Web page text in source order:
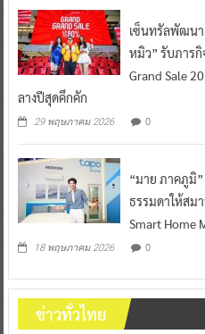
เซ็นทรัลพัฒนา
หมิว” รับภารกิ
Grand Sale
ลางปีสุดคึกคัก
29 พฤษภาคม 2026 0
“มาย ภาคภูมิ
ธรรมดาให้สม
Smart Home
18 พฤษภาคม 2026 0
ข่าวทั่วไทย